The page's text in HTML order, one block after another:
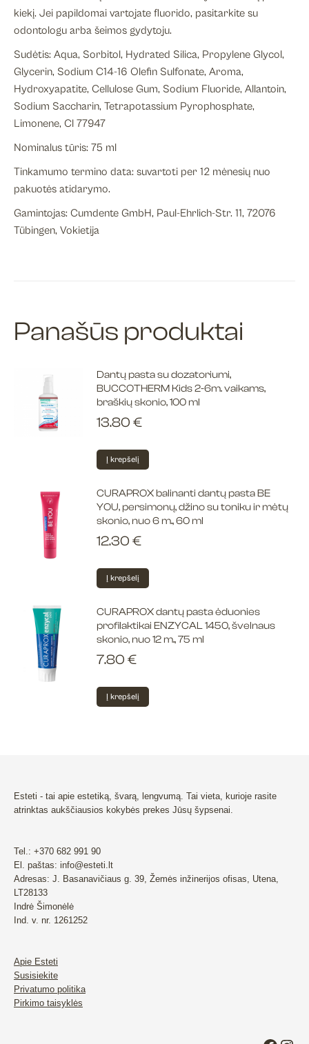
kiekį. Jei papildomai vartojate fluorido, pasitarkite su
odontologu arba šeimos gydytoju.
Sudėtis: Aqua, Sorbitol, Hydrated Silica, Propylene Glycol,
Glycerin, Sodium C14-16 Olefin Sulfonate, Aroma,
Hydroxyapatite, Cellulose Gum, Sodium Fluoride, Allantoin,
Sodium Saccharin, Tetrapotassium Pyrophosphate,
Limonene, Cl 77947
Nominalus tūris: 75 ml
Tinkamumo termino data: suvartoti per 12 mėnesių nuo
pakuotės atidarymo.
Gamintojas: Cumdente GmbH, Paul-Ehrlich-Str. 11, 72076
Tübingen, Vokietija
Panašūs produktai
Dantų pasta su dozatoriumi,
BUCCOTHERM Kids 2-6m. vaikams,
braškių skonio, 100 ml
13.80 €
Į krepšelį
CURAPROX balinanti dantų pasta BE
YOU, persimonų, džino su toniku ir mėtų
skonio, nuo 6 m., 60 ml
12.30 €
Į krepšelį
CURAPROX dantų pasta ėduonies
profilaktikai ENZYCAL 1450, švelnaus
skonio, nuo 12 m., 75 ml
7.80 €
Į krepšelį
Esteti - tai apie estetiką, švarą, lengvumą. Tai vieta, kurioje rasite
atrinktas aukščiausios kokybės prekes Jūsų šypsenai.
Tel.: +370 682 991 90
El. paštas: info@esteti.lt
Adresas: J. Basanavičiaus g. 39, Žemės inžinerijos ofisas, Utena,
LT28133
Indrė Šimonėlė
Ind. v. nr. 1261252
Apie Esteti
Susisiekite
Privatumo politika
Pirkimo taisyklės